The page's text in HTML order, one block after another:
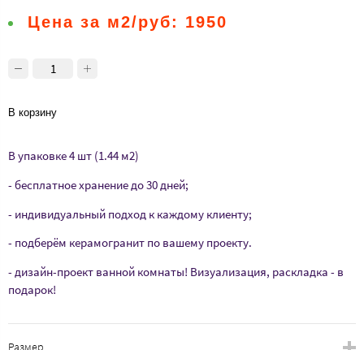
Цена за м2/руб: 1950
В корзину
В упаковке 4 шт (1.44 м2)
- бесплатное хранение до 30 дней;
- индивидуальный подход к каждому клиенту;
- подберём керамогранит по вашему проекту.
- дизайн-проект ванной комнаты! Визуализация, раскладка - в
подарок!
Размер